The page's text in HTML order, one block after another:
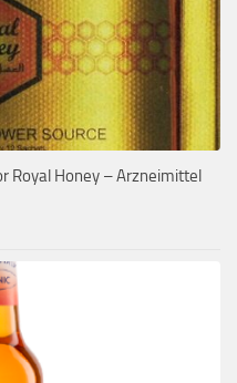
Royal Honey – Arzneimittel